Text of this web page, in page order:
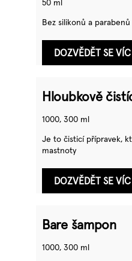
50 ml
Bez silikonů a parabenů
DOZVĚDĚT SE VÍC
Hloubkově
1000, 300 ml
Je to čisticí přípravek,
mastnoty
DOZVĚDĚT SE VÍC
Bare šampon
1000, 300 ml